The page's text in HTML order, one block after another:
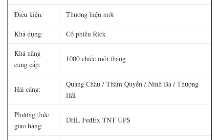
Điều kiện: Thương hiệu mới
Khả dụng: Cổ phiếu Rick
Khả năng
cung cấp:
1000 chiếc mỗi tháng
Hải cảng:
Quảng Châu / Thâm Quyến / Ninh Ba / Thượng
Hải
Phương thức
giao hàng:
DHL FedEx TNT UPS